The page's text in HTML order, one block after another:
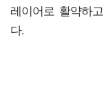
레이어로 활약하
다.